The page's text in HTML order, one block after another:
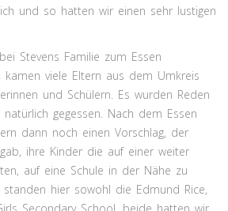
und so hatten wir einen sehr lustigen
Stevens Familie zum Essen
kamen viele Eltern aus dem Umkreis
und Schülern. Es wurden Reden
gegessen. Nach dem Essen
dann noch einen Vorschlag, der
ihre Kinder die auf einer weiter
auf eine Schule in der Nähe zu
standen hier sowohl die Edmund Rice,
Secondary School, beide hatten wir